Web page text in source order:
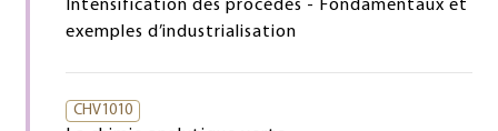
Intensification des procédés - Fondamentaux et
exemples d’industrialisation
CHV1010